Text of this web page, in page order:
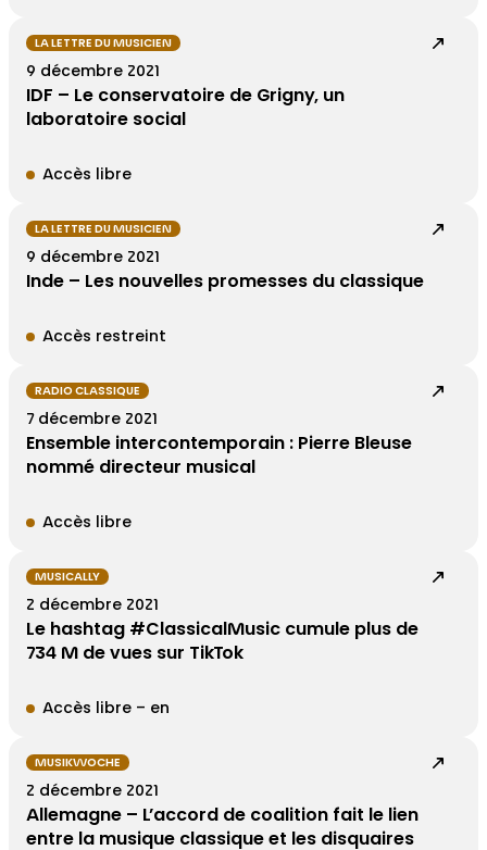
LA LETTRE DU MUSICIEN
9 décembre 2021
IDF – Le conservatoire de Grigny, un
laboratoire social
Accès libre
LA LETTRE DU MUSICIEN
9 décembre 2021
Inde – Les nouvelles promesses du classique
Accès restreint
RADIO CLASSIQUE
7 décembre 2021
Ensemble intercontemporain : Pierre Bleuse
nommé directeur musical
Accès libre
MUSICALLY
2 décembre 2021
Le hashtag #ClassicalMusic cumule plus de
734 M de vues sur TikTok
Accès libre – en
MUSIKWOCHE
2 décembre 2021
Allemagne – L’accord de coalition fait le lien
entre la musique classique et les disquaires